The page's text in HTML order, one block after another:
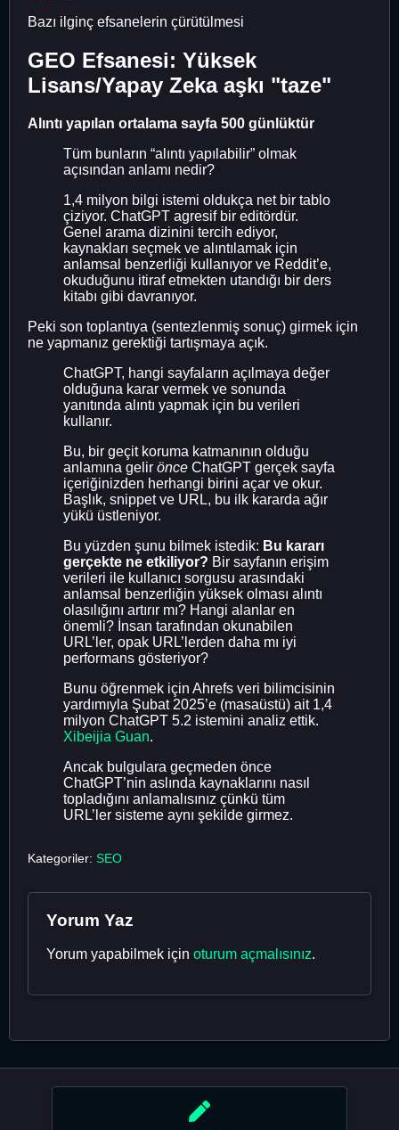
Bazı ilginç efsanelerin çürütülmesi
GEO Efsanesi: Yüksek
Lisans/Yapay Zeka aşkı "taze"
Alıntı yapılan ortalama sayfa 500 günlüktür
Tüm bunların “alıntı yapılabilir” olmak
açısından anlamı nedir?
1,4 milyon bilgi istemi oldukça net bir tablo
çiziyor. ChatGPT agresif bir editördür.
Genel arama dizinini tercih ediyor,
kaynakları seçmek ve alıntılamak için
anlamsal benzerliği kullanıyor ve Reddit’e,
okuduğunu itiraf etmekten utandığı bir ders
kitabı gibi davranıyor.
Peki son toplantıya (sentezlenmiş sonuç) girmek için
ne yapmanız gerektiği tartışmaya açık.
ChatGPT, hangi sayfaların açılmaya değer
olduğuna karar vermek ve sonunda
yanıtında alıntı yapmak için bu verileri
kullanır.
Bu, bir geçit koruma katmanının olduğu
anlamına gelir önce ChatGPT gerçek sayfa
içeriğinizden herhangi birini açar ve okur.
Başlık, snippet ve URL, bu ilk kararda ağır
yükü üstleniyor.
Bu yüzden şunu bilmek istedik: Bu kararı
gerçekte ne etkiliyor? Bir sayfanın erişim
verileri ile kullanıcı sorgusu arasındaki
anlamsal benzerliğin yüksek olması alıntı
olasılığını artırır mı? Hangi alanlar en
önemli? İnsan tarafından okunabilen
URL’ler, opak URL’lerden daha mı iyi
performans gösteriyor?
Bunu öğrenmek için Ahrefs veri bilimcisinin
yardımıyla Şubat 2025’e (masaüstü) ait 1,4
milyon ChatGPT 5.2 istemini analiz ettik.
Xibeijia Guan.
Ancak bulgulara geçmeden önce
ChatGPT’nin aslında kaynaklarını nasıl
topladığını anlamalısınız çünkü tüm
URL’ler sisteme aynı şekilde girmez.
Kategoriler: SEO
Yorum Yaz
Yorum yapabilmek için oturum açmalısınız.